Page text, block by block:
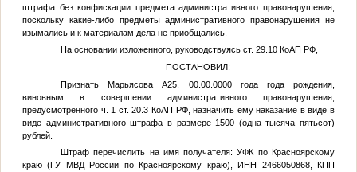
штрафа без конфискации предмета административного правонарушения,
поскольку какие-либо предметы административного правонарушения не
изымались и к материалам дела не приобщались.
На основании изложенного, руководствуясь ст. 29.10 КоАП РФ,
ПОСТАНОВИЛ:
Признать МарьясоваА25 00.00.0000 годагода рождения,
виновным в совершении административного правонарушения,
предусмотренного ч. 1 ст. 20.3 КоАП РФ, назначить ему наказание в виде в
виде административного штрафа в размере 1500 (одна тысяча пятьсот)
рублей.
Штраф перечислить на имя получателя: УФК по Красноярскому
краю (ГУ МВД России по Красноярскому краю), ИНН 2466050868, КПП